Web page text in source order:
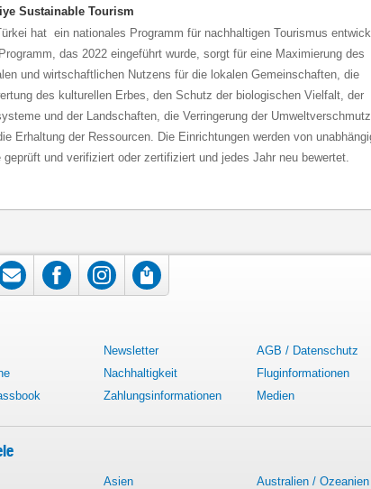
Sustainable Tourism
hat ein nationales Programm für nachhaltigen Tourismus
das 2022 eingeführt wurde, sorgt für eine Maximierung des
und wirtschaftlichen Nutzens für die lokalen Gemeinschaften, die
des kulturellen Erbes, den Schutz der biologischen Vielfalt, der
und der Landschaften, die Verringerung der
Erhaltung der Ressourcen. Die Einrichtungen werden von
geprüft und verifiziert oder zertifiziert und jedes Jahr neu bewertet.
Newsletter AGB / Datenschutz
Nachhaltigkeit Fluginformationen
Zahlungsinformationen Medien
Asien Australien / Ozeanien